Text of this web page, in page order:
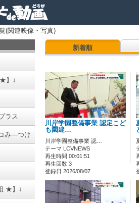
(関連映像・写真)
】↓
ラス
み―つけ
★】↓
新着順
川岸学園整備事業 認定こど
も園建…
川岸学園整備事業 認…
テーマ LCVNEWS
再生時間 00:01:51
再生回数 3
登録日 2026/08/07